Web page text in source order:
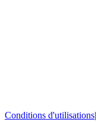
Conditions d'utilisations|